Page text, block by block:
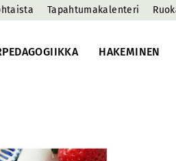
Tapahtumakalenteri
HAKEMINEN